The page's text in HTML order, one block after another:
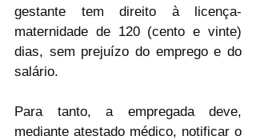
gestante tem direito à licença-
maternidade de 120 (cento e vinte)
dias, sem prejuízo do emprego e do
salário.
Para tanto, a empregada deve,
mediante atestado médico, notificar o